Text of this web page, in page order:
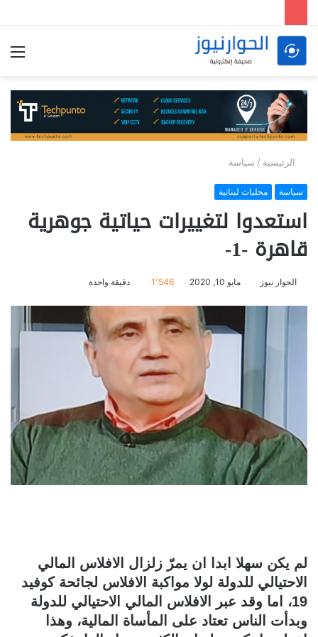
الرئيسية / سياسة
سياسة محليات لبنانية
استعدوا لتغييرات حياتية جوهرية
قاهرة -1-
الحوار نيوز مايو 10, 2020 1٬546 دقيقة واحدة
لم يكن سهلا ابدا ان يمرّ زلزال الافلاس المالي
الاحتيالي للدولة لولا مواكبة الافلاس لجائحة كوفيد
19، اما وقد عبر الافلاس المالي الاحتيالي للدولة
وبدأت الناس تعتاد على المأساة المالية، وهذا